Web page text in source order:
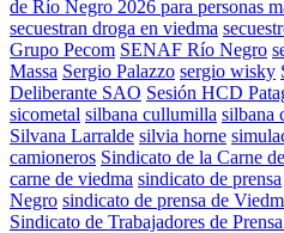
de Río Negro 2026 para personas
secuestran droga en viedma
Grupo Pecom SENAF Río Negro
Massa Sergio Palazzo sergio wisky
Deliberante SAO Sesión HCD
sicometal silbana cullumilla silbana
Silvana Larralde silvia horne
camioneros Sindicato de la Carne
carne de viedma sindicato de prensa
Negro sindicato de prensa de
Sindicato de Trabajadores de